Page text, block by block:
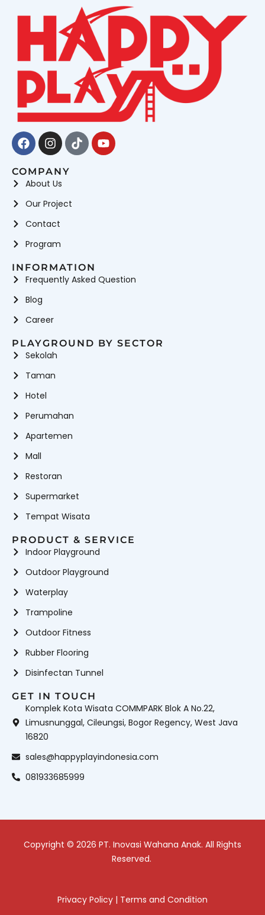
Facebook
Instagram
TiktokYoutube
COMPANY
About Us
Our Project
Contact
Program
INFORMATION
Frequently Asked Question
Blog
Career
PLAYGROUND BY SECTOR
Sekolah
Taman
Hotel
Perumahan
Apartemen
Mall
Restoran
Supermarket
Tempat Wisata
PRODUCT & SERVICE
Indoor Playground
Outdoor Playground
Waterplay
Trampoline
Outdoor Fitness
Rubber Flooring
Disinfectan Tunnel
GET IN TOUCH
Komplek Kota Wisata COMMPARK Blok A No.22,
Limusnunggal, Cileungsi, Bogor Regency, West Java
16820
sales@happyplayindonesia.com
081933685999
Copyright © 2026 PT. Inovasi Wahana Anak. All Rights
Reserved.
Privacy Policy | Terms and Condition